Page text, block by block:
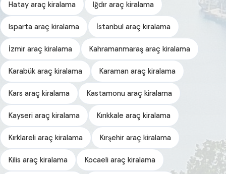
Hatay araç kiralama Iğdır araç kiralama
Isparta araç kiralama İstanbul araç kiralama
İzmir araç kiralama Kahramanmaraş araç kiralama
Karabük araç kiralama Karaman araç kiralama
Kars araç kiralama Kastamonu araç kiralama
Kayseri araç kiralama Kırıkkale araç kiralama
Kırklareli araç kiralama Kırşehir araç kiralama
Kilis araç kiralama Kocaeli araç kiralama